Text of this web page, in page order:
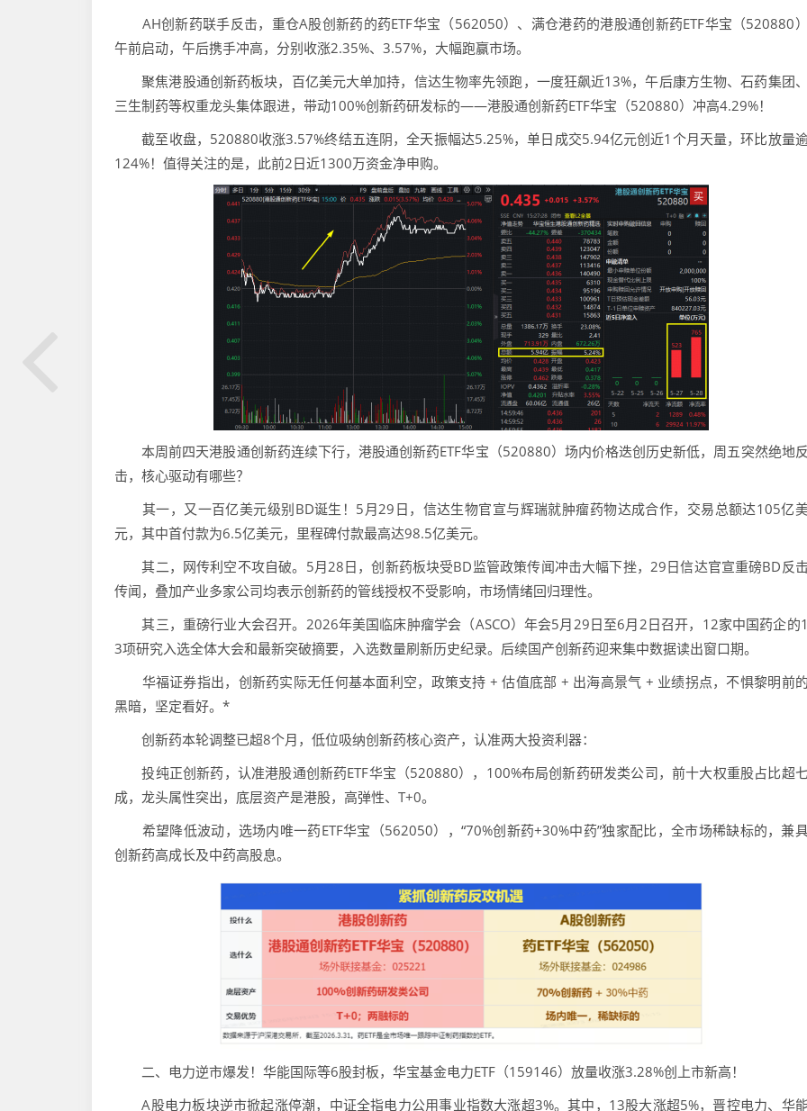
AH创新药联手反击，重仓A股创新药的药ETF华宝（562050）、满仓港药的港股通创新药ETF华宝（520880）
午前启动，午后携手冲高，分别收涨2.35%、3.57%，大幅跑赢市场。
聚焦港股通创新药板块，百亿美元大单加持，信达生物率先领跑，一度狂飙近13%，午后康方生物、石药集团、
三生制药等权重龙头集体跟进，带动100%创新药研发标的——港股通创新药ETF华宝（520880）冲高4.29%！
截至收盘，520880收涨3.57%终结五连阴，全天振幅达5.25%，单日成交5.94亿元创近1个月天量，环比放量
124%！值得关注的是，此前2日近1300万资金净申购。
本周前四天港股通创新药连续下行，港股通创新药ETF华宝（520880）场内价格迭创历史新低，周五突然绝地反
击，核心驱动有哪些？
其一，又一百亿美元级别BD诞生！5月29日，信达生物官宣与辉瑞就肿瘤药物达成合作，交易总额达105亿
元，其中首付款为6.5亿美元，里程碑付款最高达98.5亿美元。
其二，网传利空不攻自破。5月28日，创新药板块受BD监管政策传闻冲击大幅下挫，29日信达官宣重磅BD反击
传闻，叠加产业多家公司均表示创新药的管线授权不受影响，市场情绪回归理性。
其三，重磅行业大会召开。2026年美国临床肿瘤学会（ASCO）年会5月29日至6月2日召开，12家中国药企的1
3项研究入选全体大会和最新突破摘要，入选数量刷新历史纪录。后续国产创新药迎来集中数据读出窗口期。
华福证券指出，创新药实际无任何基本面利空，政策支持 + 估值底部 + 出海高景气 + 业绩拐点，不惧黎明前的
黑暗，坚定看好。*
创新药本轮调整已超8个月，低位吸纳创新药核心资产，认准两大投资利器：
投纯正创新药，认准港股通创新药ETF华宝（520880），100%布局创新药研发类公司，前十大权重股占比超
成，龙头属性突出，底层资产是港股，高弹性、T+0。
希望降低波动，选场内唯一药ETF华宝（562050），“70%创新药+30%中药”独家配比，全市场稀缺标的，兼
创新药高成长及中药高股息。
二、电力逆市爆发！华能国际等6股封板，华宝基金电力ETF（159146）放量收涨3.28%创上市新高！
A股电力板块逆市掀起涨停潮，中证全指电力公用事业指数大涨超3%。其中，13股大涨超5%，晋控电力、华